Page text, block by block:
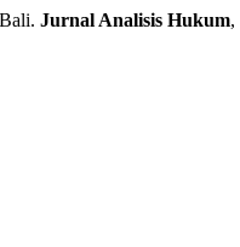
Jurnal Analisis Hukum,